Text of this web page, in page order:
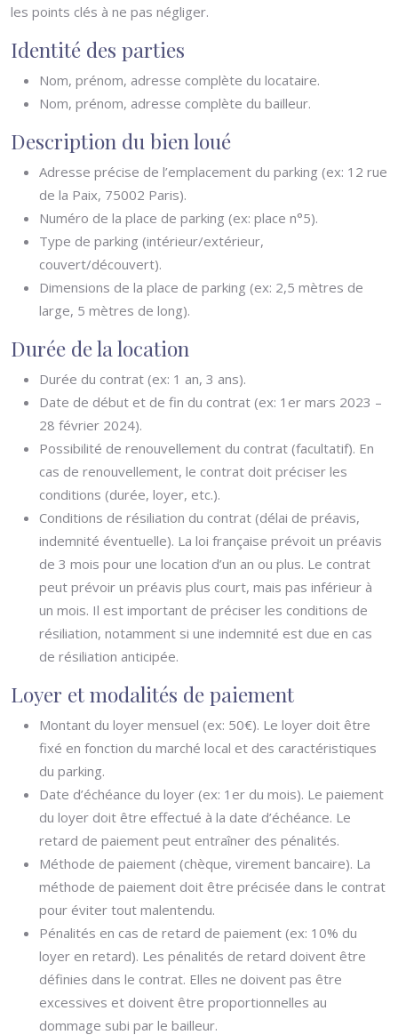
les points clés à ne pas négliger.
Identité des parties
Nom, prénom, adresse complète du locataire.
Nom, prénom, adresse complète du bailleur.
Description du bien loué
Adresse précise de l’emplacement du parking (ex: 12 rue
de la Paix, 75002 Paris).
Numéro de la place de parking (ex: place n°5).
Type de parking (intérieur/extérieur,
couvert/découvert).
Dimensions de la place de parking (ex: 2,5 mètres de
large, 5 mètres de long).
Durée de la location
Durée du contrat (ex: 1 an, 3 ans).
Date de début et de fin du contrat (ex: 1er mars 2023 –
28 février 2024).
Possibilité de renouvellement du contrat (facultatif). En
cas de renouvellement, le contrat doit préciser les
conditions (durée, loyer, etc.).
Conditions de résiliation du contrat (délai de préavis,
indemnité éventuelle). La loi française prévoit un préavis
de 3 mois pour une location d’un an ou plus. Le contrat
peut prévoir un préavis plus court, mais pas inférieur à
un mois. Il est important de préciser les conditions de
résiliation, notamment si une indemnité est due en cas
de résiliation anticipée.
Loyer et modalités de paiement
Montant du loyer mensuel (ex: 50€). Le loyer doit être
fixé en fonction du marché local et des caractéristiques
du parking.
Date d’échéance du loyer (ex: 1er du mois). Le paiement
du loyer doit être effectué à la date d’échéance. Le
retard de paiement peut entraîner des pénalités.
Méthode de paiement (chèque, virement bancaire). La
méthode de paiement doit être précisée dans le contrat
pour éviter tout malentendu.
Pénalités en cas de retard de paiement (ex: 10% du
loyer en retard). Les pénalités de retard doivent être
définies dans le contrat. Elles ne doivent pas être
excessives et doivent être proportionnelles au
dommage subi par le bailleur.